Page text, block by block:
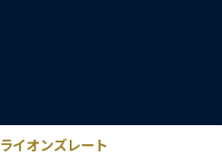
ライオンズレート